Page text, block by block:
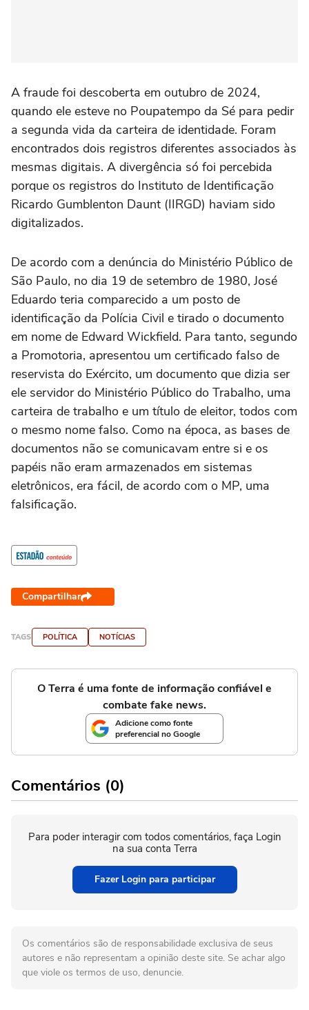
A fraude foi descoberta em outubro de 2024,
quando ele esteve no Poupatempo da Sé para pedir
a segunda vida da carteira de identidade. Foram
encontrados dois registros diferentes associados às
mesmas digitais. A divergência só foi percebida
porque os registros do Instituto de Identificação
Ricardo Gumblenton Daunt (IIRGD) haviam sido
digitalizados.
De acordo com a denúncia do Ministério Público de
São Paulo, no dia 19 de setembro de 1980, José
Eduardo teria comparecido a um posto de
identificação da Polícia Civil e tirado o documento
em nome de Edward Wickfield. Para tanto, segundo
a Promotoria, apresentou um certificado falso de
reservista do Exército, um documento que dizia ser
ele servidor do Ministério Público do Trabalho, uma
carteira de trabalho e um título de eleitor, todos com
o mesmo nome falso. Como na época, as bases de
documentos não se comunicavam entre si e os
papéis não eram armazenados em sistemas
eletrônicos, era fácil, de acordo com o MP, uma
falsificação.
Compartilhar
TAGS POLÍTICA NOTÍCIAS
O Terra é uma fonte de informação confiável e
combate fake news.
Adicione como fonte
preferencial no Google
Comentários (0)
Para poder interagir com todos comentários, faça Login
na sua conta Terra
Fazer Login para participar
Os comentários são de responsabilidade exclusiva de seus
autores e não representam a opinião deste site. Se achar algo
que viole os termos de uso, denuncie.